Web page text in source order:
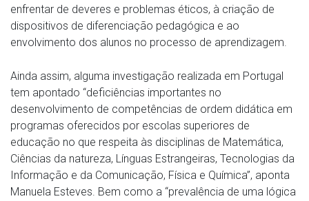
enfrentar de deveres e problemas éticos, à criação de
dispositivos de diferenciação pedagógica e ao
envolvimento dos alunos no processo de aprendizagem.
Ainda assim, alguma investigação realizada em Portugal
tem apontado “deficiências importantes no
desenvolvimento de competências de ordem didática em
programas oferecidos por escolas superiores de
educação no que respeita às disciplinas de Matemática,
Ciências da natureza, Línguas Estrangeiras, Tecnologias da
Informação e da Comunicação, Física e Química”, aponta
Manuela Esteves. Bem como a “prevalência de uma lógica